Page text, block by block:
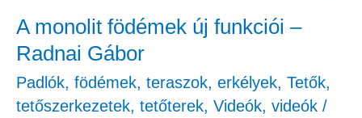
A monolit födémek új funkciói –
Radnai Gábor
Padlók, födémek, teraszok, erkélyek, Tetők,
tetőszerkezetek, tetőterek, Videók, videók /
Gábor